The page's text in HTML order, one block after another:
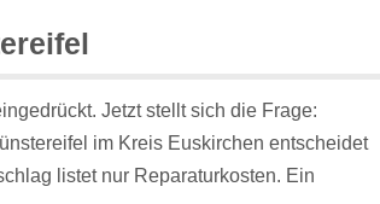
Jetzt stellt sich die Frage:
im Kreis Euskirchen entscheidet
listet nur Reparaturkosten. Ein